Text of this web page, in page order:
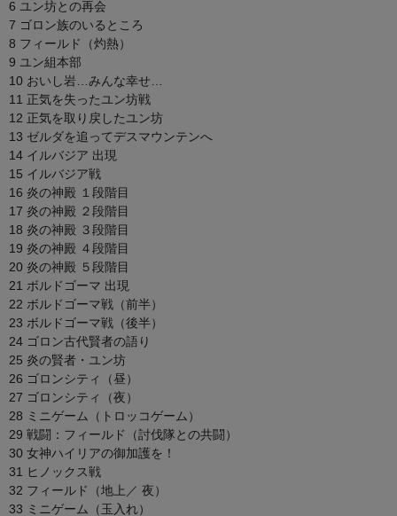
6 ユン坊との再会
7 ゴロン族のいるところ
8 フィールド（灼熱）
9 ユン組本部
10 おいし岩…みんな幸せ…
11 正気を失ったユン坊戦
12 正気を取り戻したユン坊
13 ゼルダを追ってデスマウンテンへ
14 イルバジア 出現
15 イルバジア戦
16 炎の神殿 １段階目
17 炎の神殿 ２段階目
18 炎の神殿 ３段階目
19 炎の神殿 ４段階目
20 炎の神殿 ５段階目
21 ボルドゴーマ 出現
22 ボルドゴーマ戦（前半）
23 ボルドゴーマ戦（後半）
24 ゴロン古代賢者の語り
25 炎の賢者・ユン坊
26 ゴロンシティ（昼）
27 ゴロンシティ（夜）
28 ミニゲーム（トロッコゲーム）
29 戦闘：フィールド（討伐隊との共闘）
30 女神ハイリアの御加護を！
31 ヒノックス戦
32 フィールド（地上／ 夜）
33 ミニゲーム（玉入れ）